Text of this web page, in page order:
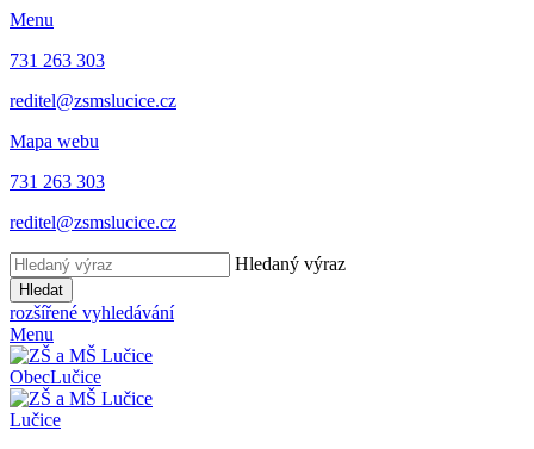
Menu
731 263 303
reditel@zsmslucice.cz
Mapa webu
731 263 303
reditel@zsmslucice.cz
Hledaný výraz
Hledat
rozšířené vyhledávání
Menu
ObecLučice
Lučice